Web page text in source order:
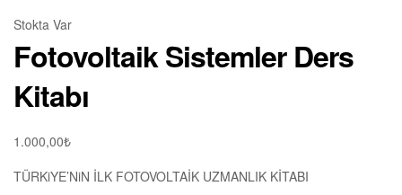
Stokta Var
Fotovoltaik Sistemler Ders
Kitabı
1.000,00₺
TÜRKiYE’NiN İLK FOTOVOLTAİK UZMANLIK KİTABI